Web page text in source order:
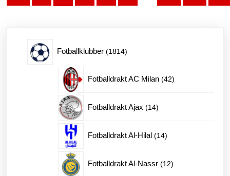
Fotballklubber 18141814
Fotballdrakt AC Milan 4242
Fotballdrakt Ajax 1414
Fotballdrakt Al-Hilal 1414
Fotballdrakt Al-Nassr 1212